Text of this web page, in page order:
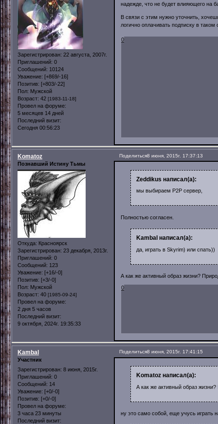
Зарегистрирован: 22 августа, 2007г.
Приглашений: 0
Сообщений: 10124
Уважение: [+869/-16]
Позитив: [+803/-22]
Пол: Мужской
Возраст: 42 [1983-11-18]
Провел на форуме:
5 месяцев 14 дней
Последний визит:
Сегодня 00:56:23
надежде, что не будет влияющего на
В связи с этим нужно уточнить,
логично оплачивать подписку в
0
Поделиться8 июня, 2015г. 17:37:13
Komatoz
Познавший Истину Тьмы
Откуда: Красноярск
Зарегистрирован: 23 декабря, 2013г.
Приглашений: 0
Сообщений: 123
Уважение: [+16/-0]
Позитив: [+3/-0]
Пол: Мужской
Возраст: 40 [1985-09-24]
Провел на форуме:
2 дня 5 часов
Последний визит:
9 октября, 2024г. 19:35:33
Zeddikus написал(а):
мы выбираем P2P сервер,
Полностью согласен.
Kambal написал(а):
да, играть в Skyrim) или спать))
А как же активный образ жизни?
0
Поделиться8 июня, 2015г. 17:41:15
Kambal
Участник
Зарегистрирован: 8 июня, 2015г.
Приглашений: 0
Сообщений: 14
Уважение: [+0/-0]
Позитив: [+0/-0]
Провел на форуме:
3 часа 23 минуты
Последний визит:
Komatoz написал(а):
А как же активный образ
ну это само собой, еще учусь играть